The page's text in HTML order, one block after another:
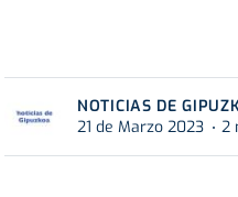
NOTICIAS DE
21 de Marzo 2023
2